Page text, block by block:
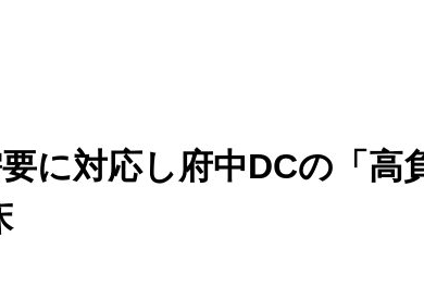
に対応し府中DCの「高